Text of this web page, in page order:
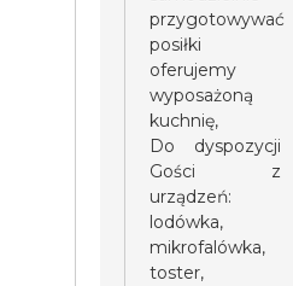
przygotowywać
posiłki
oferujemy
wyposażoną
kuchnię,
Do dyspozycji
Gości z
urządzeń:
lodówka,
mikrofalówka,
toster,